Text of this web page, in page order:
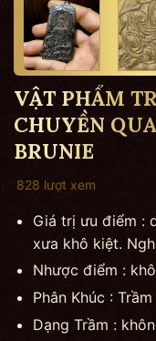
VẬT PHẨM
CHUYỀN
BRUNIE
828 lượt xem
Giá trị ưu điểm :
xưa khô kiệt.
Nhược điểm :
Phân Khúc :
Dạng Trầm :